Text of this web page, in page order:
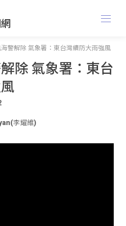
警解除 氣象署：東台灣續防大雨強風
除 氣象署：東台
李耀維)